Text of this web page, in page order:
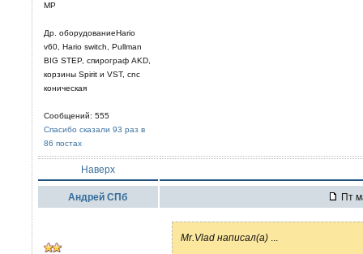
MP
Др. оборудованиеHario
v60, Hario switch, Pullman
BIG STEP, спирограф AKD,
корзины Spirit и VST, cnc
коническая
Сообщений: 555
Спасибо сказали 93 раз в
86 постах
Наверх
Андрей СПб Пт
Mr.Vlad написал(а)